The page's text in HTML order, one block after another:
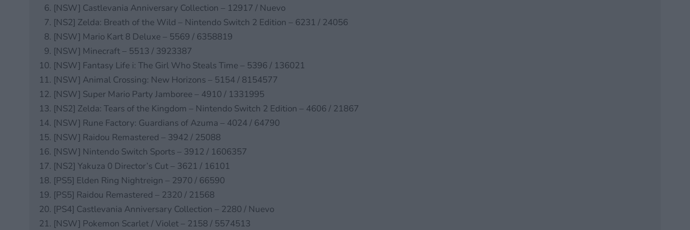
[NSW] Castlevania Anniversary Collection – 12917 / Nuevo
[NS2] Zelda: Breath of the Wild – Nintendo Switch 2 Edition – 6231 / 24056
[NSW] Mario Kart 8 Deluxe – 5569 / 6358819
[NSW] Minecraft – 5513 / 3923387
[NSW] Fantasy Life i: The Girl Who Steals Time – 5396 / 136021
[NSW] Animal Crossing: New Horizons – 5154 / 8154577
[NSW] Super Mario Party Jamboree – 4910 / 1331995
[NS2] Zelda: Tears of the Kingdom – Nintendo Switch 2 Edition – 4606 / 21867
[NSW] Rune Factory: Guardians of Azuma – 4024 / 64790
[NSW] Raidou Remastered – 3942 / 25088
[NSW] Nintendo Switch Sports – 3912 / 1606357
[NS2] Yakuza 0 Director’s Cut – 3621 / 16101
[PS5] Elden Ring Nightreign – 2970 / 66590
[PS5] Raidou Remastered – 2320 / 21568
[PS4] Castlevania Anniversary Collection – 2280 / Nuevo
[NSW] Pokemon Scarlet / Violet – 2158 / 5574513